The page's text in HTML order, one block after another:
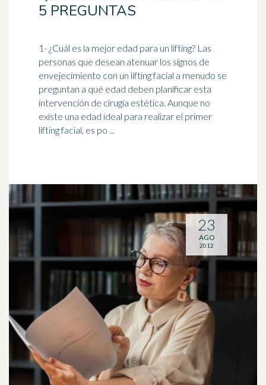
5 PREGUNTAS
1- ¿Cuál es la mejor edad para un lifting? Las
personas que desean atenuar los signos de
envejecimiento con un lifting facial a menudo se
preguntan a qué edad deben planificar esta
intervención de cirugía estética. Aunque no
existe una edad ideal para realizar el primer
lifting facial, es po ...
23
AGO
2012